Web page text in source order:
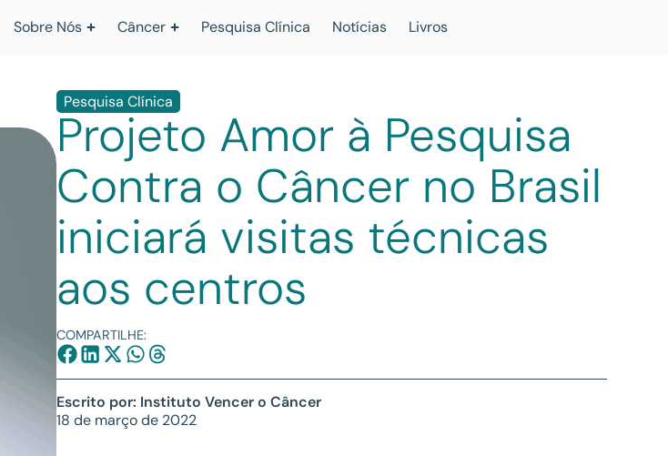
Sobre Nós Câncer Pesquisa Clínica Notícias Livros
Pesquisa Clínica
Projeto Amor à Pesquisa
Contra o Câncer no Brasil
iniciará visitas técnicas
aos centros
COMPARTILHE:
Escrito por: Instituto Vencer o Câncer
18 de março de 2022